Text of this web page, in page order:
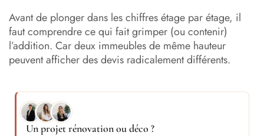
Avant de plonger dans les chiffres étage par étage, il
faut comprendre ce qui fait grimper (ou contenir)
l’addition. Car deux immeubles de même hauteur
peuvent afficher des devis radicalement différents.
Un projet rénovation ou déco ?